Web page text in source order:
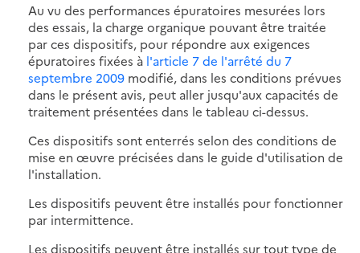
Au vu des performances épuratoires mesurées lors
des essais, la charge organique pouvant être traitée
par ces dispositifs, pour répondre aux exigences
épuratoires fixées à l'article 7 de l'arrêté du 7
septembre 2009 modifié, dans les conditions prévues
dans le présent avis, peut aller jusqu'aux capacités de
traitement présentées dans le tableau ci-dessus.
Ces dispositifs sont enterrés selon des conditions de
mise en œuvre précisées dans le guide d'utilisation de
l'installation.
Les dispositifs peuvent être installés pour fonctionner
par intermittence.
Les dispositifs peuvent être installés sur tout type de